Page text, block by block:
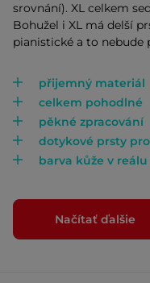
srovnání). XL celkem
Bohužel i XL má delší
pianistické a to nebude
přijemný materiál
celkem pohodlné
pěkné zpracování
dotykové prsty
barva kůže v
Načítať ďalšie